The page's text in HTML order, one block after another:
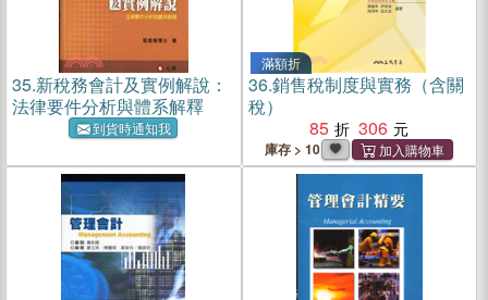
35.新稅務會計及實例解說：
法律要件分析與體系解釋
到貨時通知我
滿額折
36.銷售稅制度與實務（含關
稅）
85
306
庫存 > 10